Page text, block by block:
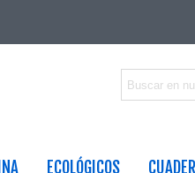
ECOLÓGICOS